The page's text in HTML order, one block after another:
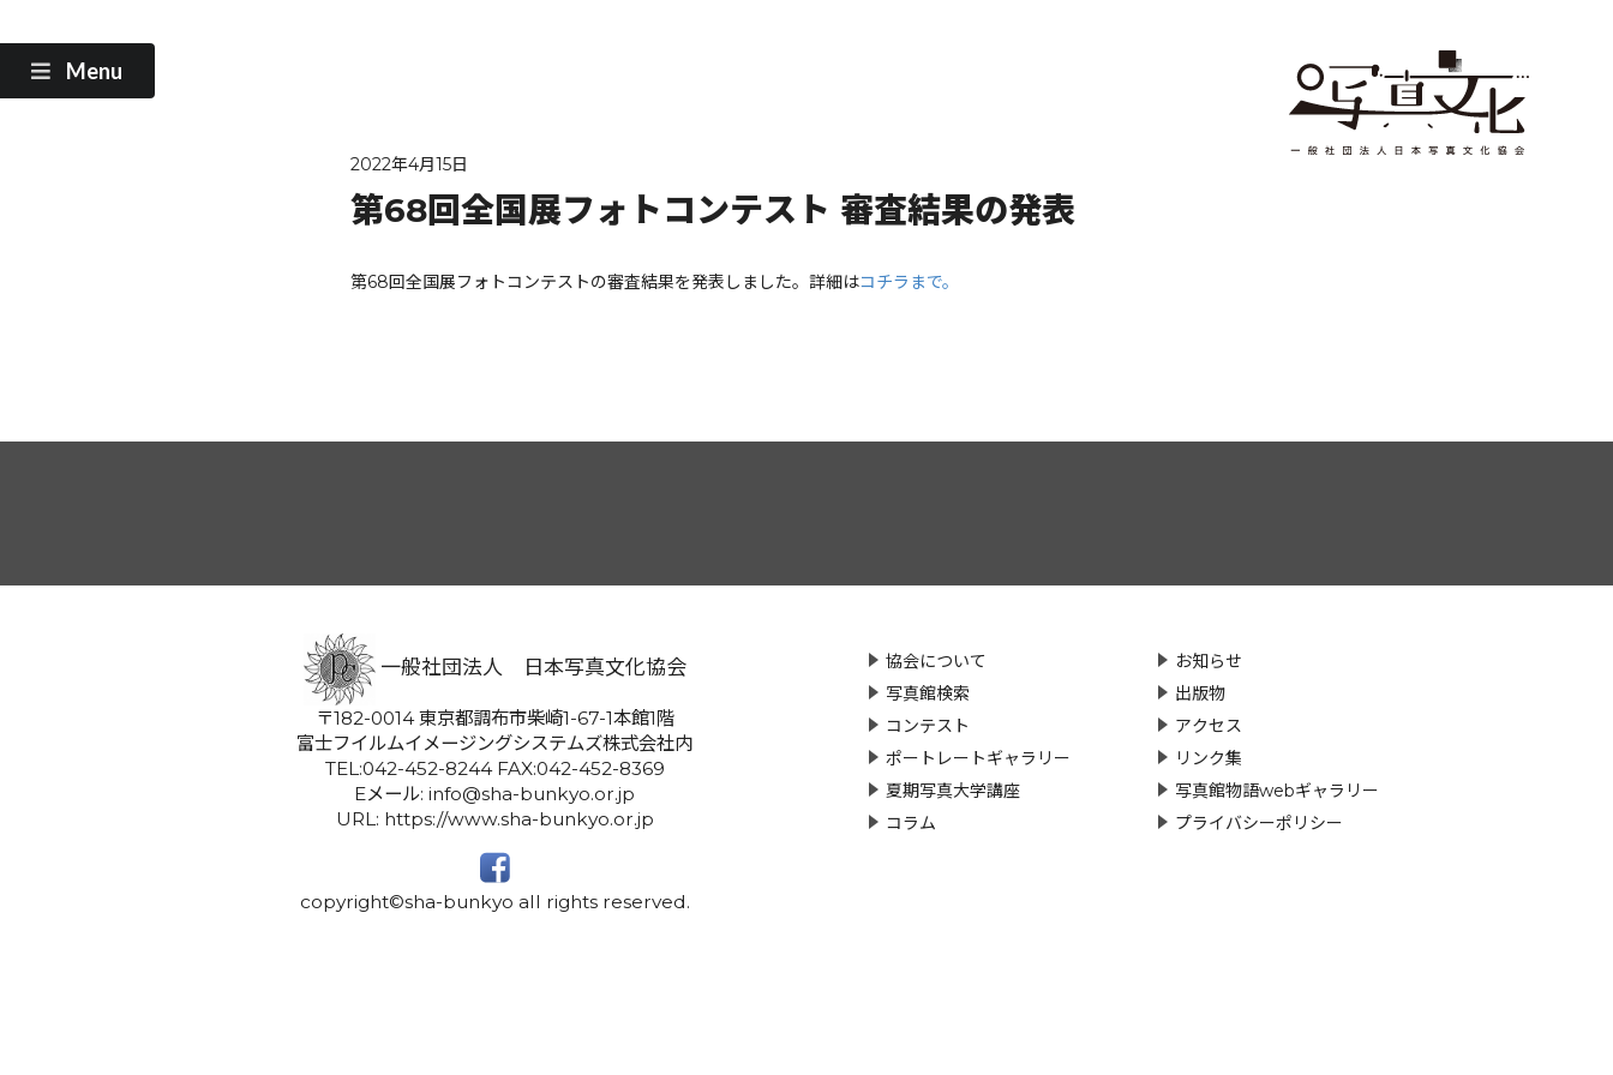
Menu
2022年4月15日
第68回全国展フォトコンテスト 審査結果の発表
第68回全国展フォトコンテストの審査結果を発表しました。詳細はコチラまで。
協会について
写真館検索
コンテスト
ポートレートギャラリー
夏期写真大学講座
コラム
お知らせ
出版物
アクセス
リンク集
写真館物語webギャラリー
プライバシーポリシー
一般社団法人 日本写真文化協会
〒182-0014 東京都調布市柴崎1-67-1本館1階
富士フイルムイメージングシステムズ株式会社内
TEL:042-452-8244 FAX:042-452-8369
Eメール: info@sha-bunkyo.or.jp
URL: https://www.sha-bunkyo.or.jp
copyright©sha-bunkyo all rights reserved.